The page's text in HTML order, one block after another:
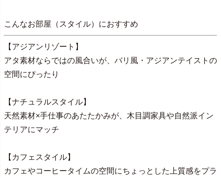
こんなお部屋（スタイル）におすすめ
【アジアンリゾート】
アタ素材ならではの風合いが、バリ風・アジアンテイストの
空間にぴったり
【ナチュラルスタイル】
天然素材×手仕事のあたたかみが、木目調家具や自然派イン
テリアにマッチ
【カフェスタイル】
カフェやコーヒータイムの空間にちょっとした上質感をプラ